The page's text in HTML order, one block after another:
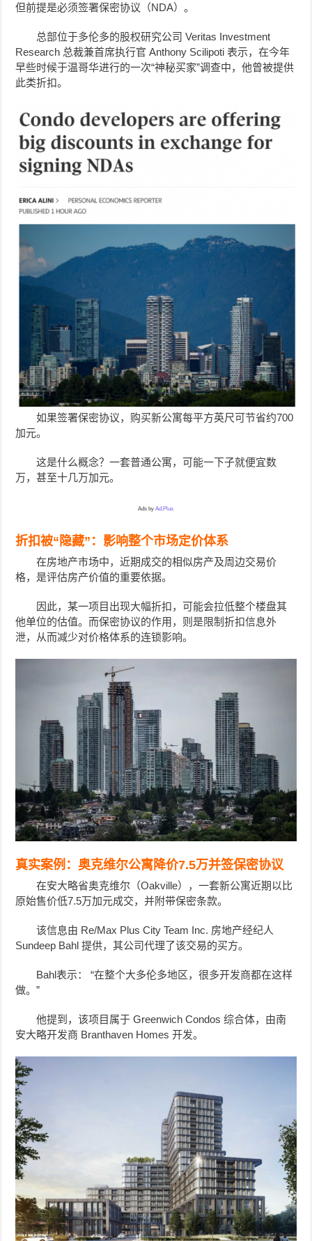
但前提是必须签署保密协议（NDA）。
总部位于多伦多的股权研究公司 Veritas Investment
Research 总裁兼首席执行官 Anthony Scilipoti 表示，在今年
早些时候于温哥华进行的一次“神秘买家”调查中，他曾被提供
此类折扣。
如果签署保密协议，购买新公寓每平方英尺可节省约700
加元。
这是什么概念？一套普通公寓，可能一下子就便宜数
万，甚至十几万加元。
Ads byAd.Plus
折扣被“隐藏”：影响整个市场定价体系
在房地产市场中，近期成交的相似房产及周边交易价
格，是评估房产价值的重要依据。
因此，某一项目出现大幅折扣，可能会拉低整个楼盘其
他单位的估值。而保密协议的作用，则是限制折扣信息外
泄，从而减少对价格体系的连锁影响。
真实案例：奥克维尔公寓降价7.5万并签保密协议
在安大略省奥克维尔（Oakville），一套新公寓近期以比
原始售价低7.5万加元成交，并附带保密条款。
该信息由 Re/Max Plus City Team Inc. 房地产经纪人
Sundeep Bahl 提供，其公司代理了该交易的买方。
Bahl表示： “在整个大多伦多地区，很多开发商都在这样
做。”
他提到，该项目属于 Greenwich Condos 综合体，由南
安大略开发商 Branthaven Homes 开发。